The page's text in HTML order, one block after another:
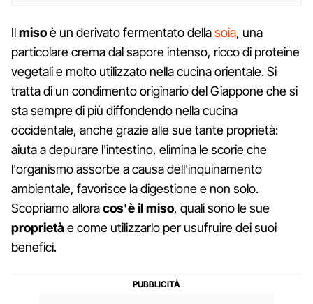
Ilmisoè un derivato fermentato dellasoia, una
particolare crema dal sapore intenso, ricco di proteine
vegetali e molto utilizzato nella cucina orientale. Si
tratta di un condimento originario del Giappone che si
sta sempre di più diffondendo nella cucina
occidentale, anche grazie alle sue tante proprietà:
aiuta a depurare l'intestino, elimina le scorie che
l'organismo assorbe a causa dell'inquinamento
ambientale, favorisce la digestione e non solo.
Scopriamo alloracos'è il miso, quali sono le sue
proprietàe come utilizzarlo per usufruire dei suoi
benefici.